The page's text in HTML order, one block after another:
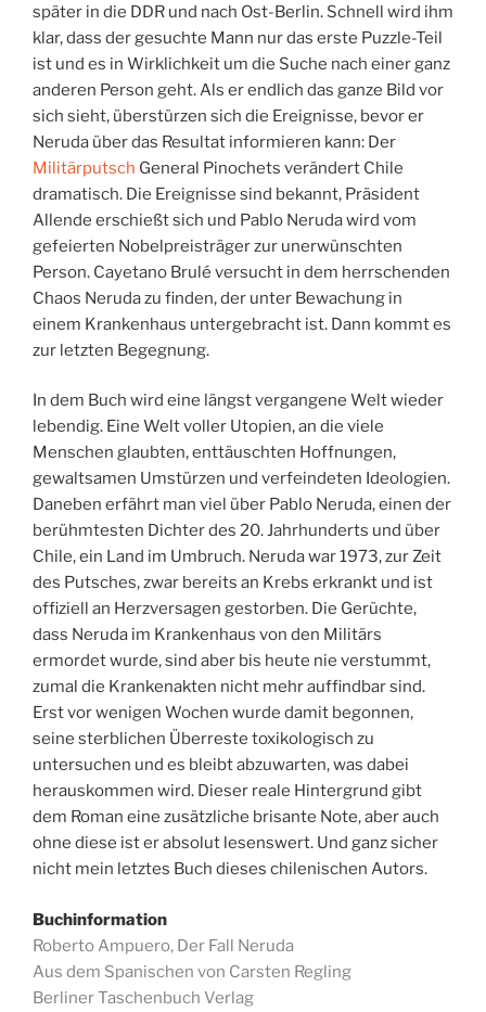
später in die DDR und nach Ost-Berlin. Schnell wird ihm
klar, dass der gesuchte Mann nur das erste Puzzle-Teil
ist und es in Wirklichkeit um die Suche nach einer ganz
anderen Person geht. Als er endlich das ganze Bild vor
sich sieht, überstürzen sich die Ereignisse, bevor er
Neruda über das Resultat informieren kann: Der
Militärputsch General Pinochets verändert Chile
dramatisch. Die Ereignisse sind bekannt, Präsident
Allende erschießt sich und Pablo Neruda wird vom
gefeierten Nobelpreisträger zur unerwünschten
Person. Cayetano Brulé versucht in dem herrschenden
Chaos Neruda zu finden, der unter Bewachung in
einem Krankenhaus untergebracht ist. Dann kommt es
zur letzten Begegnung.
In dem Buch wird eine längst vergangene Welt wieder
lebendig. Eine Welt voller Utopien, an die viele
Menschen glaubten, enttäuschten Hoffnungen,
gewaltsamen Umstürzen und verfeindeten Ideologien.
Daneben erfährt man viel über Pablo Neruda, einen der
berühmtesten Dichter des 20. Jahrhunderts und über
Chile, ein Land im Umbruch. Neruda war 1973, zur Zeit
des Putsches, zwar bereits an Krebs erkrankt und ist
offiziell an Herzversagen gestorben. Die Gerüchte,
dass Neruda im Krankenhaus von den Militärs
ermordet wurde, sind aber bis heute nie verstummt,
zumal die Krankenakten nicht mehr auffindbar sind.
Erst vor wenigen Wochen wurde damit begonnen,
seine sterblichen Überreste toxikologisch zu
untersuchen und es bleibt abzuwarten, was dabei
herauskommen wird. Dieser reale Hintergrund gibt
dem Roman eine zusätzliche brisante Note, aber auch
ohne diese ist er absolut lesenswert. Und ganz sicher
nicht mein letztes Buch dieses chilenischen Autors.
Buchinformation
Roberto Ampuero, Der Fall Neruda
Aus dem Spanischen von Carsten Regling
Berliner Taschenbuch Verlag